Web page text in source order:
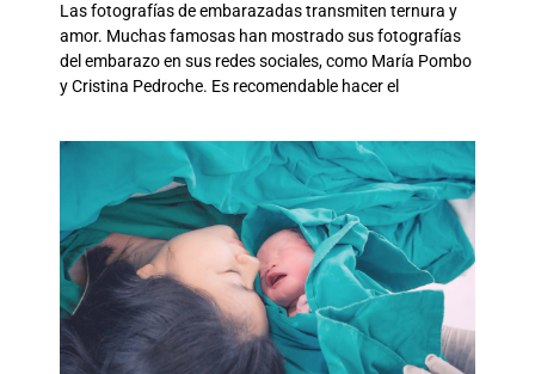
Las fotografías de embarazadas transmiten ternura y
amor. Muchas famosas han mostrado sus fotografías
del embarazo en sus redes sociales, como María Pombo
y Cristina Pedroche. Es recomendable hacer el